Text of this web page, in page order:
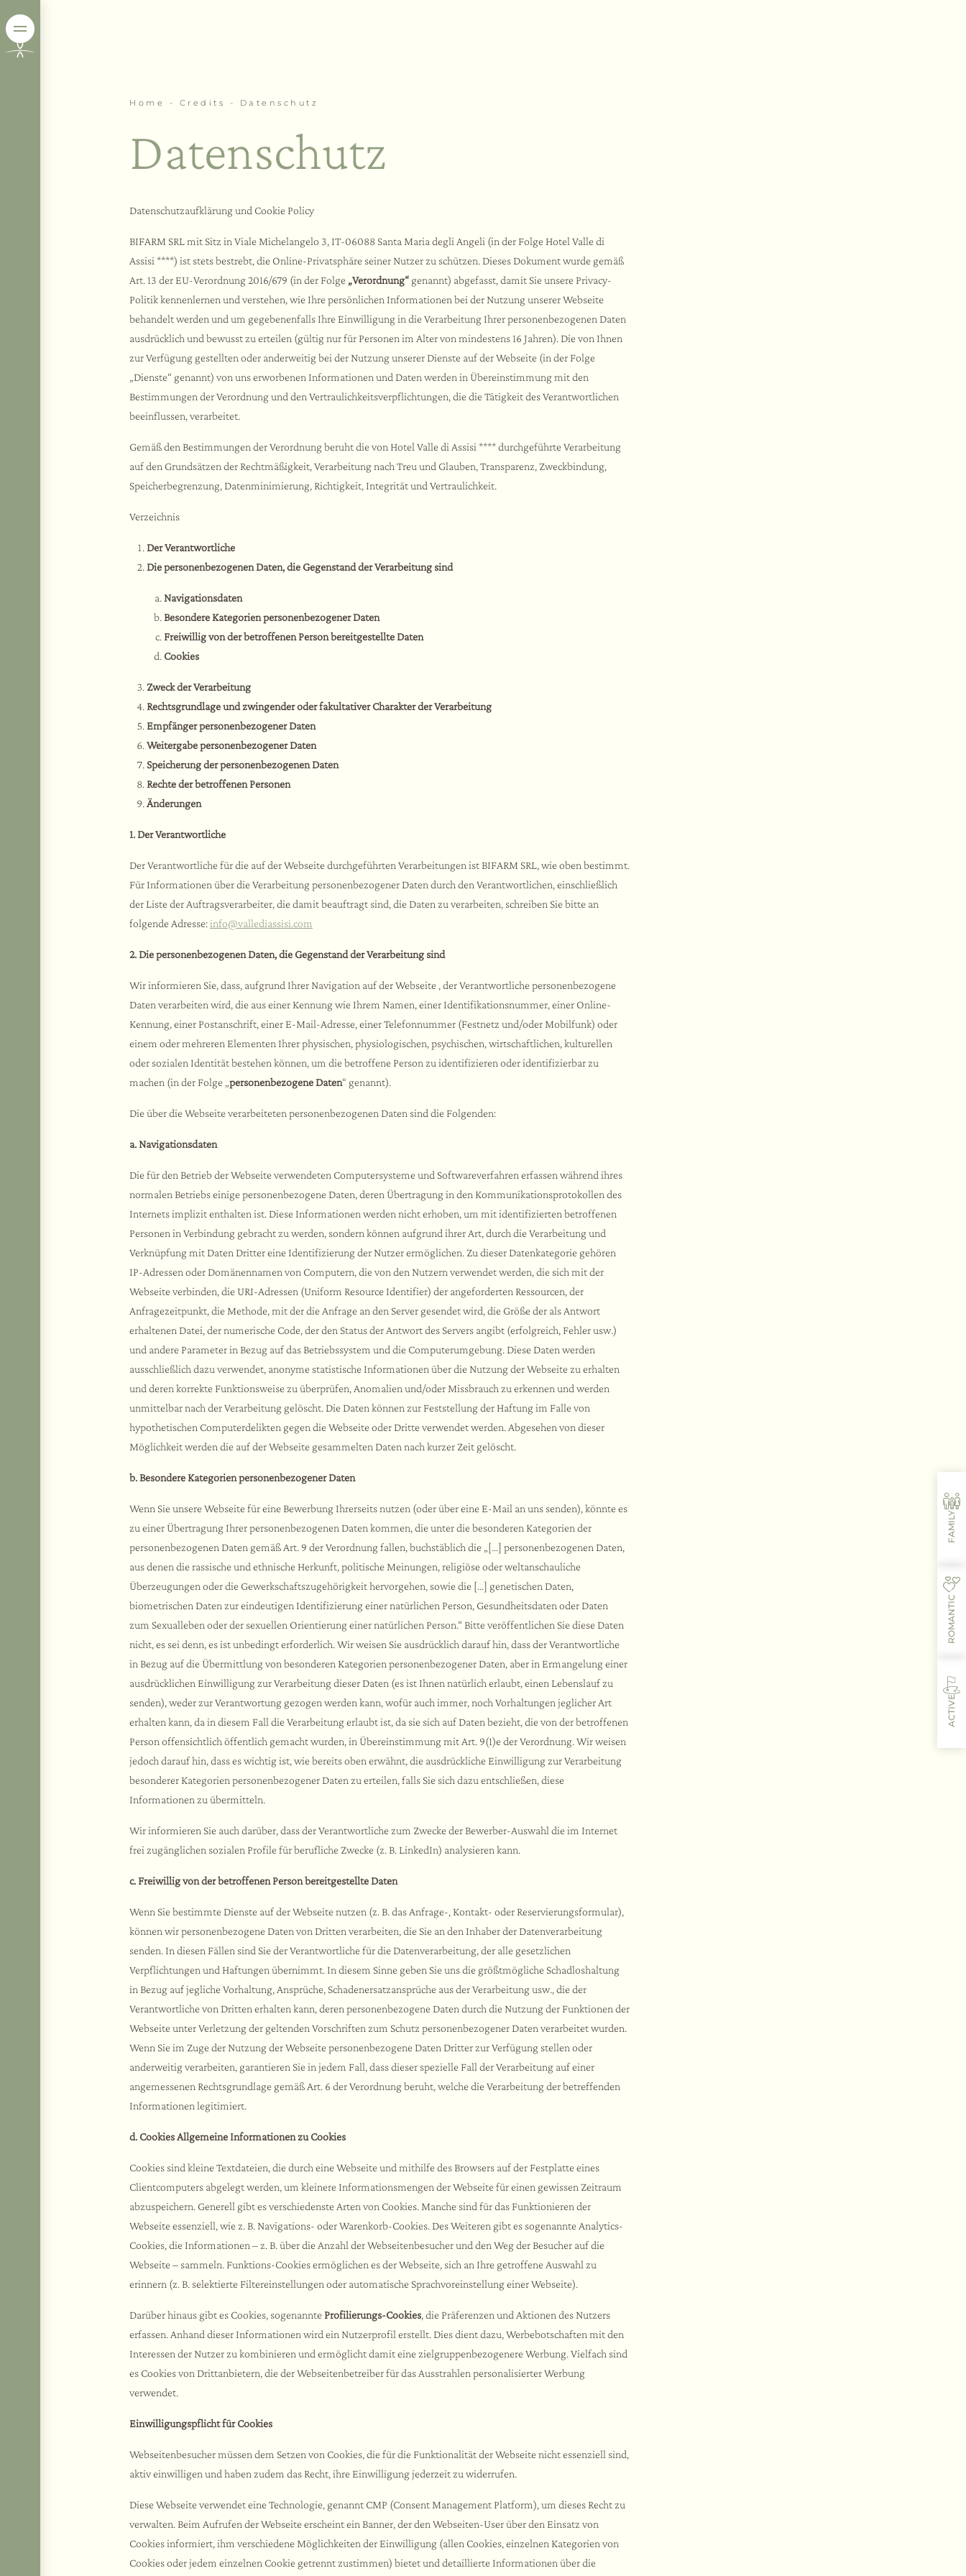
Home - Credits - Datenschutz
Datenschutz
Datenschutzaufklärung und Cookie Policy
BIFARM SRL mit Sitz in Viale Michelangelo 3, IT-06088 Santa Maria degli Angeli (in der Folge Hotel Valle di
Assisi ****) ist stets bestrebt, die Online-Privatsphäre seiner Nutzer zu schützen. Dieses Dokument wurde gemäß
Art. 13 der EU-Verordnung 2016/679 (in der Folge „Verordnung“ genannt) abgefasst, damit Sie unsere Privacy-
Politik kennenlernen und verstehen, wie Ihre persönlichen Informationen bei der Nutzung unserer Webseite
behandelt werden und um gegebenenfalls Ihre Einwilligung in die Verarbeitung Ihrer personenbezogenen Daten
ausdrücklich und bewusst zu erteilen (gültig nur für Personen im Alter von mindestens 16 Jahren). Die von Ihnen
zur Verfügung gestellten oder anderweitig bei der Nutzung unserer Dienste auf der Webseite (in der Folge
„Dienste“ genannt) von uns erworbenen Informationen und Daten werden in Übereinstimmung mit den
Bestimmungen der Verordnung und den Vertraulichkeitsverpflichtungen, die die Tätigkeit des Verantwortlichen
beeinflussen, verarbeitet.
Gemäß den Bestimmungen der Verordnung beruht die von Hotel Valle di Assisi **** durchgeführte Verarbeitung
auf den Grundsätzen der Rechtmäßigkeit, Verarbeitung nach Treu und Glauben, Transparenz, Zweckbindung,
Speicherbegrenzung, Datenminimierung, Richtigkeit, Integrität und Vertraulichkeit.
Verzeichnis
Der Verantwortliche
Die personenbezogenen Daten, die Gegenstand der Verarbeitung sind
Navigationsdaten
Besondere Kategorien personenbezogener Daten
Freiwillig von der betroffenen Person bereitgestellte Daten
Cookies
Zweck der Verarbeitung
Rechtsgrundlage und zwingender oder fakultativer Charakter der Verarbeitung
Empfänger personenbezogener Daten
Weitergabe personenbezogener Daten
Speicherung der personenbezogenen Daten
Rechte der betroffenen Personen
Änderungen
1. Der Verantwortliche
Der Verantwortliche für die auf der Webseite durchgeführten Verarbeitungen ist BIFARM SRL, wie oben bestimmt.
Für Informationen über die Verarbeitung personenbezogener Daten durch den Verantwortlichen, einschließlich
der Liste der Auftragsverarbeiter, die damit beauftragt sind, die Daten zu verarbeiten, schreiben Sie bitte an
folgende Adresse: info@vallediassisi.com
2. Die personenbezogenen Daten, die Gegenstand der Verarbeitung sind
Wir informieren Sie, dass, aufgrund Ihrer Navigation auf der Webseite , der Verantwortliche personenbezogene
Daten verarbeiten wird, die aus einer Kennung wie Ihrem Namen, einer Identifikationsnummer, einer Online-
Kennung, einer Postanschrift, einer E-Mail-Adresse, einer Telefonnummer (Festnetz und/oder Mobilfunk) oder
einem oder mehreren Elementen Ihrer physischen, physiologischen, psychischen, wirtschaftlichen, kulturellen
oder sozialen Identität bestehen können, um die betroffene Person zu identifizieren oder identifizierbar zu
machen (in der Folge „ personenbezogene Daten“ genannt).
Die über die Webseite verarbeiteten personenbezogenen Daten sind die Folgenden:
a. Navigationsdaten
Die für den Betrieb der Webseite verwendeten Computersysteme und Softwareverfahren erfassen während ihres
normalen Betriebs einige personenbezogene Daten, deren Übertragung in den Kommunikationsprotokollen des
Internets implizit enthalten ist. Diese Informationen werden nicht erhoben, um mit identifizierten betroffenen
Personen in Verbindung gebracht zu werden, sondern können aufgrund ihrer Art, durch die Verarbeitung und
Verknüpfung mit Daten Dritter eine Identifizierung der Nutzer ermöglichen. Zu dieser Datenkategorie gehören
IP-Adressen oder Domänennamen von Computern, die von den Nutzern verwendet werden, die sich mit der
Webseite verbinden, die URI-Adressen (Uniform Resource Identifier) der angeforderten Ressourcen, der
Anfragezeitpunkt, die Methode, mit der die Anfrage an den Server gesendet wird, die Größe der als Antwort
erhaltenen Datei, der numerische Code, der den Status der Antwort des Servers angibt (erfolgreich, Fehler usw.)
und andere Parameter in Bezug auf das Betriebssystem und die Computerumgebung. Diese Daten werden
ausschließlich dazu verwendet, anonyme statistische Informationen über die Nutzung der Webseite zu erhalten
und deren korrekte Funktionsweise zu überprüfen, Anomalien und/oder Missbrauch zu erkennen und werden
unmittelbar nach der Verarbeitung gelöscht. Die Daten können zur Feststellung der Haftung im Falle von
hypothetischen Computerdelikten gegen die Webseite oder Dritte verwendet werden. Abgesehen von dieser
Möglichkeit werden die auf der Webseite gesammelten Daten nach kurzer Zeit gelöscht.
b. Besondere Kategorien personenbezogener Daten
Wenn Sie unsere Webseite für eine Bewerbung Ihrerseits nutzen (oder über eine E-Mail an uns senden), könnte es
zu einer Übertragung Ihrer personenbezogenen Daten kommen, die unter die besonderen Kategorien der
personenbezogenen Daten gemäß Art. 9 der Verordnung fallen, buchstäblich die „[...] personenbezogenen Daten,
aus denen die rassische und ethnische Herkunft, politische Meinungen, religiöse oder weltanschauliche
Überzeugungen oder die Gewerkschaftszugehörigkeit hervorgehen, sowie die […] genetischen Daten,
biometrischen Daten zur eindeutigen Identifizierung einer natürlichen Person, Gesundheitsdaten oder Daten
zum Sexualleben oder der sexuellen Orientierung einer natürlichen Person.“ Bitte veröffentlichen Sie diese Daten
nicht, es sei denn, es ist unbedingt erforderlich. Wir weisen Sie ausdrücklich darauf hin, dass der Verantwortliche
in Bezug auf die Übermittlung von besonderen Kategorien personenbezogener Daten, aber in Ermangelung einer
ausdrücklichen Einwilligung zur Verarbeitung dieser Daten (es ist Ihnen natürlich erlaubt, einen Lebenslauf zu
senden), weder zur Verantwortung gezogen werden kann, wofür auch immer, noch Vorhaltungen jeglicher Art
erhalten kann, da in diesem Fall die Verarbeitung erlaubt ist, da sie sich auf Daten bezieht, die von der betroffenen
Person offensichtlich öffentlich gemacht wurden, in Übereinstimmung mit Art. 9(1)e der Verordnung. Wir weisen
jedoch darauf hin, dass es wichtig ist, wie bereits oben erwähnt, die ausdrückliche Einwilligung zur Verarbeitung
besonderer Kategorien personenbezogener Daten zu erteilen, falls Sie sich dazu entschließen, diese
Informationen zu übermitteln.
Wir informieren Sie auch darüber, dass der Verantwortliche zum Zwecke der Bewerber-Auswahl die im Internet
frei zugänglichen sozialen Profile für berufliche Zwecke (z. B. LinkedIn) analysieren kann.
c. Freiwillig von der betroffenen Person bereitgestellte Daten
Wenn Sie bestimmte Dienste auf der Webseite nutzen (z. B. das Anfrage-, Kontakt- oder Reservierungsformular),
können wir personenbezogene Daten von Dritten verarbeiten, die Sie an den Inhaber der Datenverarbeitung
senden. In diesen Fällen sind Sie der Verantwortliche für die Datenverarbeitung, der alle gesetzlichen
Verpflichtungen und Haftungen übernimmt. In diesem Sinne geben Sie uns die größtmögliche Schadloshaltung
in Bezug auf jegliche Vorhaltung, Ansprüche, Schadenersatzansprüche aus der Verarbeitung usw., die der
Verantwortliche von Dritten erhalten kann, deren personenbezogene Daten durch die Nutzung der Funktionen der
Webseite unter Verletzung der geltenden Vorschriften zum Schutz personenbezogener Daten verarbeitet wurden.
Wenn Sie im Zuge der Nutzung der Webseite personenbezogene Daten Dritter zur Verfügung stellen oder
anderweitig verarbeiten, garantieren Sie in jedem Fall, dass dieser spezielle Fall der Verarbeitung auf einer
angemessenen Rechtsgrundlage gemäß Art. 6 der Verordnung beruht, welche die Verarbeitung der betreffenden
Informationen legitimiert.
d. CookiesAllgemeine Informationen zu Cookies
Cookies sind kleine Textdateien, die durch eine Webseite und mithilfe des Browsers auf der Festplatte eines
Clientcomputers abgelegt werden, um kleinere Informationsmengen der Webseite für einen gewissen Zeitraum
abzuspeichern. Generell gibt es verschiedenste Arten von Cookies. Manche sind für das Funktionieren der
Webseite essenziell, wie z. B. Navigations- oder Warenkorb-Cookies. Des Weiteren gibt es sogenannte Analytics-
Cookies, die Informationen – z. B. über die Anzahl der Webseitenbesucher und den Weg der Besucher auf die
Webseite – sammeln. Funktions-Cookies ermöglichen es der Webseite, sich an Ihre getroffene Auswahl zu
erinnern (z. B. selektierte Filtereinstellungen oder automatische Sprachvoreinstellung einer Webseite).
Darüber hinaus gibt es Cookies, sogenannte Profilierungs-Cookies, die Präferenzen und Aktionen des Nutzers
erfassen. Anhand dieser Informationen wird ein Nutzerprofil erstellt. Dies dient dazu, Werbebotschaften mit den
Interessen der Nutzer zu kombinieren und ermöglicht damit eine zielgruppenbezogenere Werbung. Vielfach sind
es Cookies von Drittanbietern, die der Webseitenbetreiber für das Ausstrahlen personalisierter Werbung
verwendet.
Einwilligungspflicht für Cookies
Webseitenbesucher müssen dem Setzen von Cookies, die für die Funktionalität der Webseite nicht essenziell sind,
aktiv einwilligen und haben zudem das Recht, ihre Einwilligung jederzeit zu widerrufen.
Diese Webseite verwendet eine Technologie, genannt CMP (Consent Management Platform), um dieses Recht zu
verwalten. Beim Aufrufen der Webseite erscheint ein Banner, der den Webseiten-User über den Einsatz von
Cookies informiert, ihm verschiedene Möglichkeiten der Einwilligung (allen Cookies, einzelnen Kategorien von
Cookies oder jedem einzelnen Cookie getrennt zustimmen) bietet und detaillierte Informationen über die
FAMILY
ROMANTIC
ACTIVE